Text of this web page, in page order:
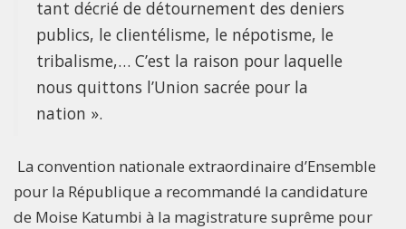
tant décrié de détournement des deniers
publics, le clientélisme, le népotisme, le
tribalisme,… C’est la raison pour laquelle
nous quittons l’Union sacrée pour la
nation ».
La convention nationale extraordinaire d’Ensemble
pour la République a recommandé la candidature
de Moise Katumbi à la magistrature suprême pour